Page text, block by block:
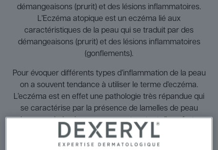
démangeaisons (prurit) et des lésions inflammatoires.
L’Eczéma atopique est un eczéma lié aux
caractéristiques de la peau qui se traduit par des
démangeaisons (prurit) et des lésions inflammatoires
(gonflements).
Pour évoquer différents types d’inflammation de la peau
on a souvent tendance à utiliser le terme d’eczéma.
L’eczéma est en effet une pathologie très répandue qui
se caractérise par la présence de lamelles de peau
(squames), de plaques rouges et surtout d’une forte
sensation de démangeaison.
Cette maladie bénigne est surtout complexe par la